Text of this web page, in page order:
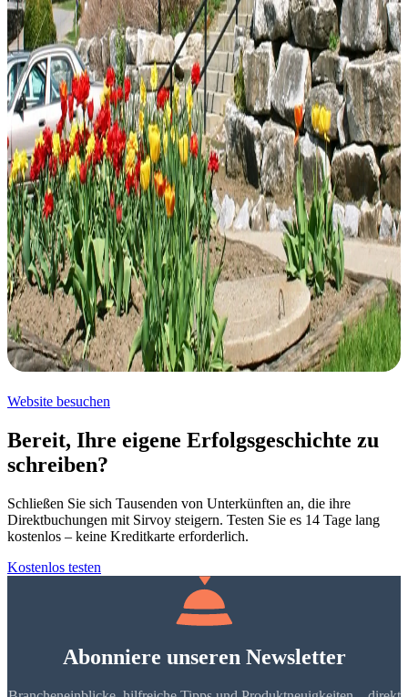
Website besuchen
Bereit, Ihre eigene Erfolgsgeschichte zu
schreiben?
Schließen Sie sich Tausenden von Unterkünften an, die ihre
Direktbuchungen mit Sirvoy steigern. Testen Sie es 14 Tage lang
kostenlos – keine Kreditkarte erforderlich.
Kostenlos testen
Abonniere unseren Newsletter